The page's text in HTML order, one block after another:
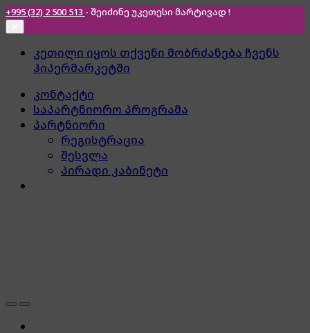
+995 (32) 2 500 513 - შეიძინე უკეთესი მარტივად !
Skip
Skip კეთილი იყოს თქვენი მობრძანება ჩვენს
ჰიპერმარკეტში
კონტაქტი
საპარტნიორო პროგრამა
პარტნიორი
რეგისტრაცია
შესვლა
პირადი კაბინეტი